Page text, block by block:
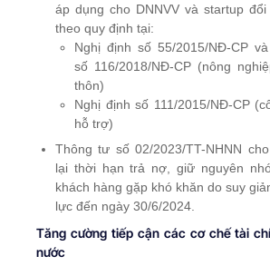
áp dụng cho DNNVV và startup
theo quy định tại:
Nghị định số 55/2015/NĐ-CP
số 116/2018/NĐ-CP (nông
thôn)
Nghị định số 111/2015/NĐ-CP
hỗ trợ)
Thông tư số 02/2023/TT-NHNN
lại thời hạn trả nợ, giữ nguyên
khách hàng gặp khó khăn do suy
lực đến ngày 30/6/2024.
Tăng cường tiếp cận các cơ chế tài
nước